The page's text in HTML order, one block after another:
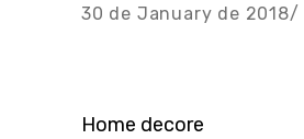
30 de January de 2018
Home decore